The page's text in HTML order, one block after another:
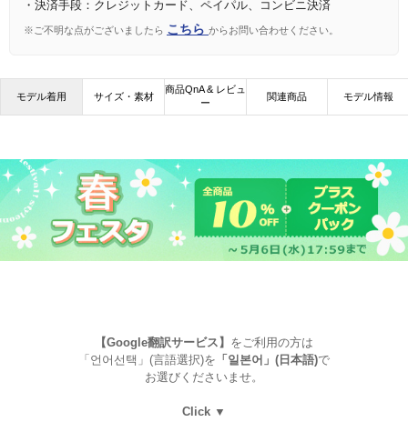
・決済手段：クレジットカード、ペイパル、コンビニ決済
※ご不明な点がございましたら こちら からお問い合わせください。
モデル着用 サイズ・素材
商品QnA & レビュ
ー
関連商品 モデル情報
【Google翻訳サービス】 をご利用の方は
「언어선택」(言語選択)を 「일본어」(日本語)で
お選びくださいませ。
Click ▼